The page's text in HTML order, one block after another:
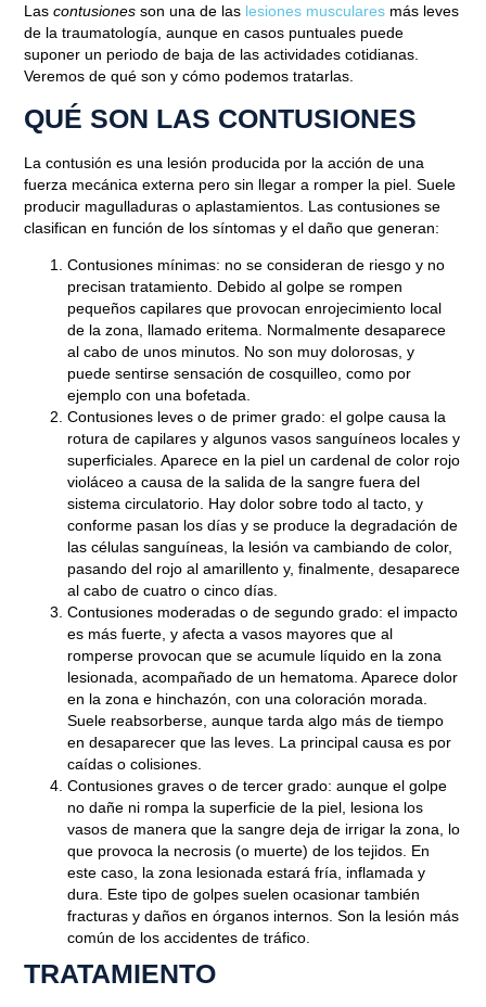
Blog
CÓMO TRATAR LAS
CONTUSIONES
Lascontusiones son una de las lesiones musculares más leves
de la traumatología, aunque en casos puntuales puede
suponer un periodo de baja de las actividades cotidianas.
Veremos de qué son y cómo podemos tratarlas.
QUÉ SON LAS CONTUSIONES
La contusión es una lesión producida por la acción de una
fuerza mecánica externa pero sin llegar a romper la piel. Suele
producir magulladuras o aplastamientos. Las contusiones se
clasifican en función de los síntomas y el daño que generan:
Contusiones mínimas: no se consideran de riesgo y no
precisan tratamiento. Debido al golpe se rompen
pequeños capilares que provocan enrojecimiento local
de la zona, llamadoeritema. Normalmente desaparece
al cabo de unos minutos. No son muy dolorosas, y
puede sentirse sensación de cosquilleo, como por
ejemplo con una bofetada.
Contusiones leves o de primer grado: el golpe causa la
rotura de capilares y algunos vasos sanguíneos locales y
superficiales. Aparece en la piel un cardenal de color rojo
violáceo a causa de la salida de la sangre fuera del
sistema circulatorio. Hay dolor sobre todo al tacto, y
conforme pasan los días y se produce la degradación de
las células sanguíneas, la lesión va cambiando de color,
pasando del rojo al amarillento y, finalmente, desaparece
al cabo de cuatro o cinco días.
Contusiones moderadas o de segundo grado: el impacto
es más fuerte, y afecta a vasos mayores que al
romperse provocan que se acumule líquido en la zona
lesionada, acompañado de un hematoma. Aparece dolor
en la zona e hinchazón, con una coloración morada.
Suele reabsorberse, aunque tarda algo más de tiempo
en desaparecer que las leves. La principal causa es por
caídas o colisiones.
Contusiones graves o de tercer grado: aunque el golpe
no dañe ni rompa la superficie de la piel, lesiona los
vasos de manera que la sangre deja de irrigar la zona, lo
que provoca la necrosis (o muerte) de los tejidos. En
este caso, la zona lesionada estará fría, inflamada y
dura. Este tipo de golpes suelen ocasionar también
fracturas y daños en órganos internos. Son la lesión más
común de los accidentes de tráfico.
TRATAMIENTO